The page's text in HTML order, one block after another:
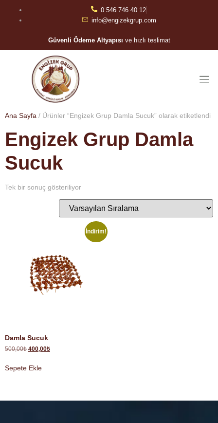
0 546 746 40 12
info@engizekgrup.com
Güvenli Ödeme Altyapısı ve hızlı teslimat
Ana Sayfa / Ürünler “Engizek Grup Damla Sucuk” olarak etiketlendi
Engizek Grup Damla
Sucuk
Tek bir sonuç gösteriliyor
İndirim!
Damla Sucuk
500,00₺ 400,00₺
Sepete Ekle